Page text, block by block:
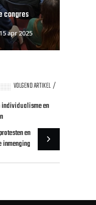
congres
apr 2025
VOLGEND ARTIKEL
individualisme en
en